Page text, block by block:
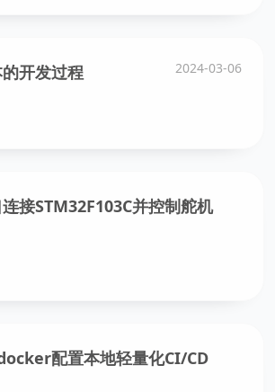
开发过程 2024-03-06
接STM32F103C并控制舵机
配置本地轻量化CI/CD